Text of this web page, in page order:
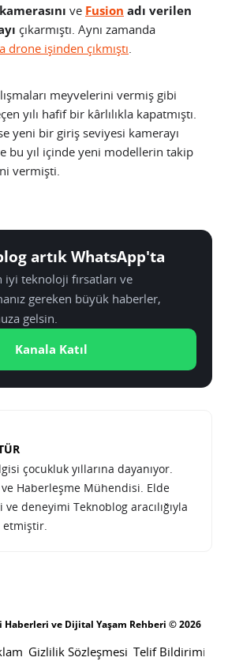
ve Fusion adı verilen
çıkarmıştı. Aynı zamanda
işinden çıkmıştı
meyvelerini vermiş gibi
yılı hafif bir kârlılıkla kapatmıştı.
yeni bir giriş seviyesi kamerayı
bu yıl içinde yeni modellerin takip
vermişti.
artık WhatsApp'ta
iyi teknoloji fırsatları ve
gereken büyük haberler,
gelsin.
Kanala Katıl
çocukluk yıllarına dayanıyor.
Haberleşme Mühendisi. Elde
deneyimi Teknoblog aracılığıyla
etmiştir.